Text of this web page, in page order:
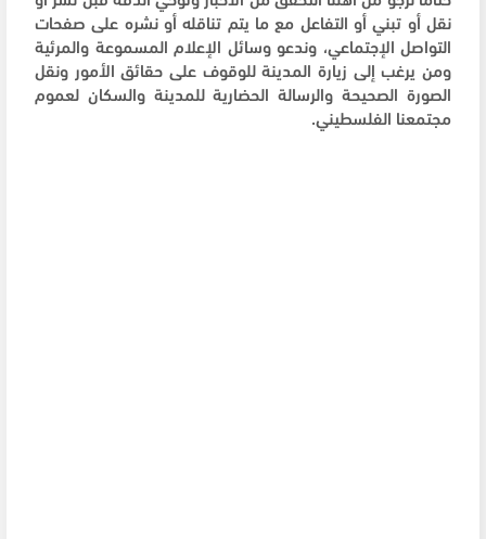
نقل أو تبني أو التفاعل مع ما يتم تناقله أو نشره على صفحات
التواصل الإجتماعي، وندعو وسائل الإعلام المسموعة والمرئية
ومن يرغب إلى زيارة المدينة للوقوف على حقائق الأمور ونقل
الصورة الصحيحة والرسالة الحضارية للمدينة والسكان لعموم
مجتمعنا الفلسطيني.